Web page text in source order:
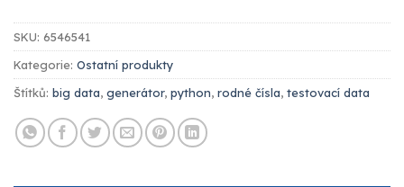
SKU: 6546541
Kategorie: Ostatní produkty
Štítků: big data, generátor, python, rodné čísla, testovací data